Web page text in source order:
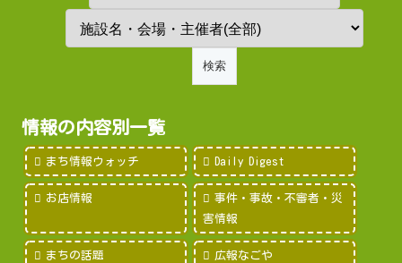
情報の内容別一覧
まち情報ウォッチ Daily Digest
お店情報
事件・事故・不審者・災
害情報
まちの話題 広報なごや